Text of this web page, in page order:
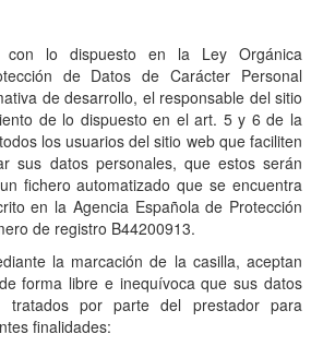
con lo dispuesto en la Ley Orgánica
de Datos de Carácter Personal
de desarrollo, el responsable del sitio
de lo dispuesto en el art. 5 y 6 de la
los usuarios del sitio web que faciliten
sus datos personales, que estos serán
fichero automatizado que se encuentra
en la Agencia Española de Protección
de registro B44200913.
la marcación de la casilla, aceptan
forma libre e inequívoca que sus datos
tratados por parte del prestador para
finalidades: